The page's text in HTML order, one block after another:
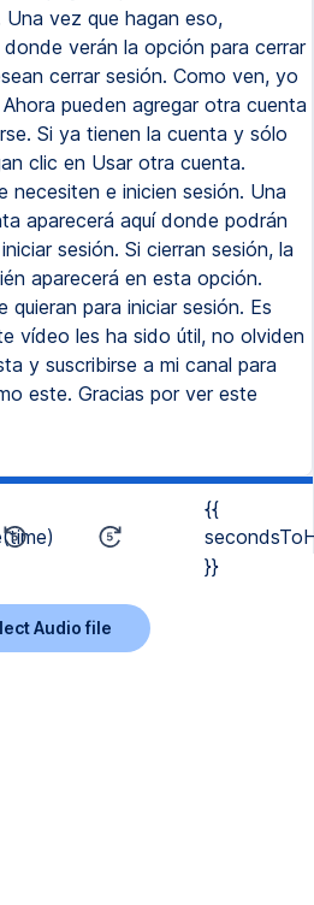
Una vez que hagan eso,
verán la opción para cerrar
cerrar sesión. Como ven, yo
pueden agregar otra cuenta
Si ya tienen la cuenta y sólo
clic en Usar otra cuenta.
necesiten e inicien sesión. Una
aparecerá aquí donde podrán
sesión. Si cierran sesión, la
aparecerá en esta opción.
quieran para iniciar sesión. Es
vídeo les ha sido útil, no olviden
y suscribirse a mi canal para
este. Gracias por ver este
{{
}}
Audio file